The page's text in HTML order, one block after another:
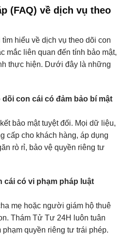
(FAQ) về dịch vụ theo
hiểu về dịch vụ theo dõi con
mắc liên quan đến tính bảo mật,
thực hiện. Dưới đây là những
con cái có đảm bảo bí mật
bảo mật tuyệt đối. Mọi dữ liệu,
cấp cho khách hàng, áp dụng
rò rỉ, bảo vệ quyền riêng tư
cái có vi phạm pháp luật
mẹ hoặc người giám hộ thuê
Thám Tử Tư 24H luôn tuân
quyền riêng tư trái phép.